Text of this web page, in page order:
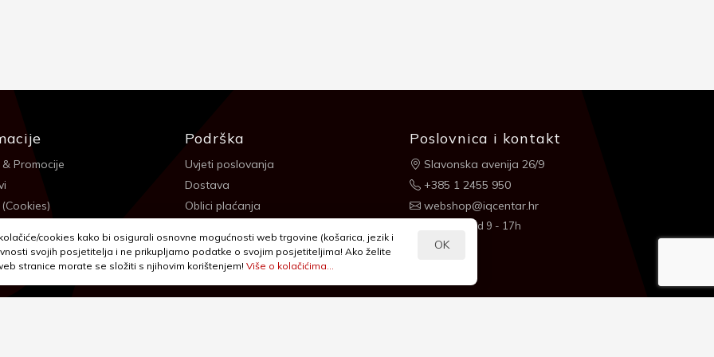
Promocije
Podrška
Uvjeti poslovanja
Dostava
Oblici plaćanja
Reklamacije, povrati i prigovori
Jednostrani raskid ugovora
Poslovnica i kontakt
Slavonska avenija 26/9
+385 1 2455 950
webshop@iqcentar.hr
Pon - Pet od 9 - 17h
cookies kako bi osigurali osnovne mogućnosti web trgovine (košarica, jezik i
svojih posjetitelja i ne prikupljamo podatke o svojim posjetiteljima! Ako želite
stranice morate se složiti s njihovim korištenjem! Više o kolačićima...
OK